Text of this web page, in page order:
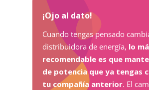
¡Ojo al dato!
Cuando tengas pensado
distribuidora de energía, lo
recomendable es que
de potencia que ya tengas
tu compañía anterior. El